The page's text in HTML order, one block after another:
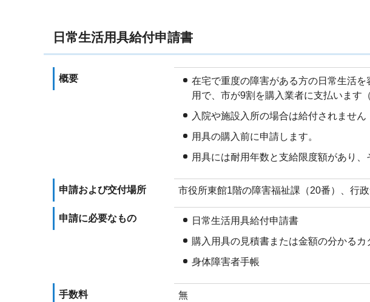
日常生活用具給付申請書
概要
在宅で重度の障害がある方の日常生活
用で、市が9割を購入業者に支払います
入院や施設入所の場合は給付されませ
用具の購入前に申請します。
用具には耐用年数と支給限度額があり
申請および交付場所 市役所東館1階の障害福祉課（20番）、行
申請に必要なもの
日常生活用具給付申請書
購入用具の見積書または金額の分かるカ
身体障害者手帳
手数料 無